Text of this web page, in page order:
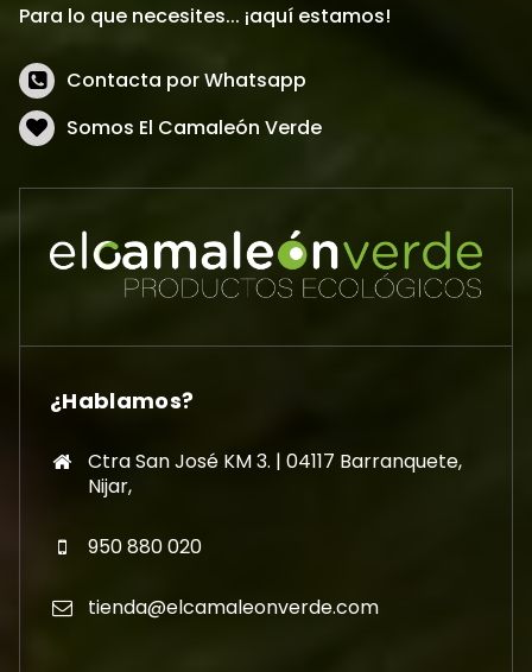
Para lo que necesites... ¡aquí estamos!
Contacta por Whatsapp
Somos El Camaleón Verde
¿Hablamos?
Ctra San José KM 3. | 04117 Barranquete,
Nijar,
950 880 020
tienda@elcamaleonverde.com